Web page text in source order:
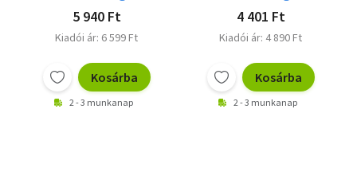
5 940 Ft
Kiadói ár: 6 599 Ft
Kosárba
2 - 3 munkanap
4 401 Ft
Kiadói ár: 4 890 Ft
Kosárba
2 - 3 munkanap